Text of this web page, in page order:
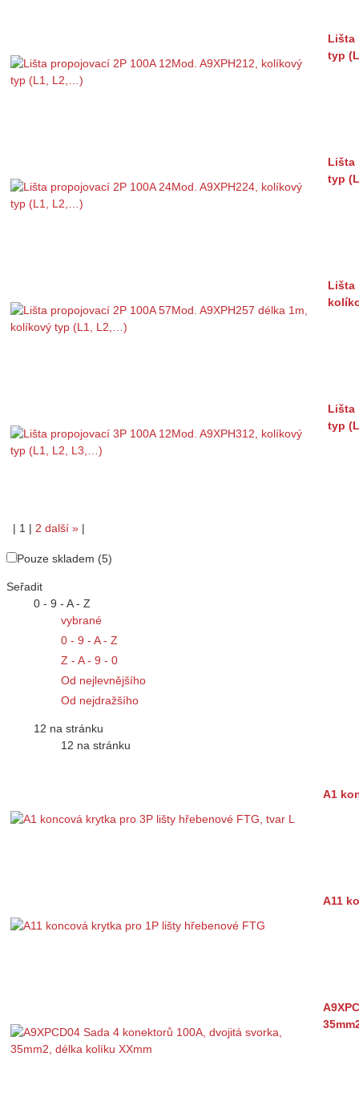
Lišta
typ
Lišta
typ
Lišta
Lišta
typ
| 1 | 2 další » |
Pouze skladem (5)
Seřadit
0 - 9 - A - Z
vybrané
0 - 9 - A - Z
Z - A - 9 - 0
Od nejlevnějšího
Od nejdražšího
12 na stránku
12 na stránku
A1
A11